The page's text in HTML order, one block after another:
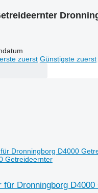
zuerst Günstigste zuerst
Getreideernter
für Dronningborg D4000